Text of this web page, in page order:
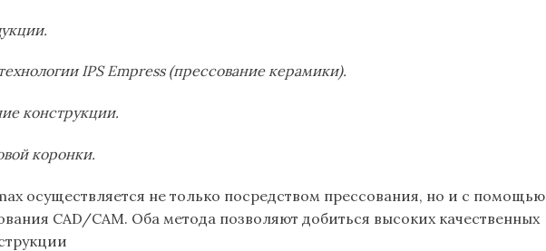
IPS Empress (прессование керамики).
конструкции.
коронки.
осуществляется не только посредством прессования, но и с помощью
CAD/CAM. Оба метода позволяют добиться высоких качественных